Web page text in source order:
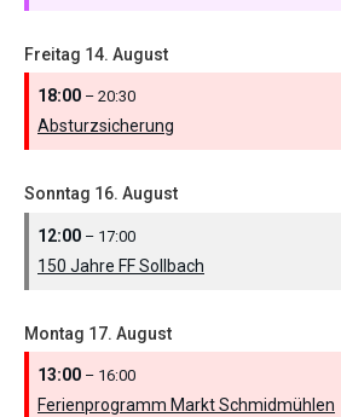
Freitag 14. August
18:00 – 20:30
Absturzsicherung
Sonntag 16. August
12:00 – 17:00
150 Jahre FF Sollbach
Montag 17. August
13:00 – 16:00
Ferienprogramm Markt Schmidmühlen